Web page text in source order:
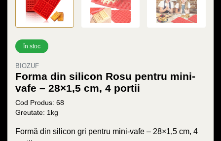
în stoc
BIOZUF
Forma din silicon Rosu pentru mini-
vafe – 28×1,5 cm, 4 portii
Cod Produs: 68
Greutate: 1kg
Formă din silicon gri pentru mini-vafe – 28×1,5 cm, 4